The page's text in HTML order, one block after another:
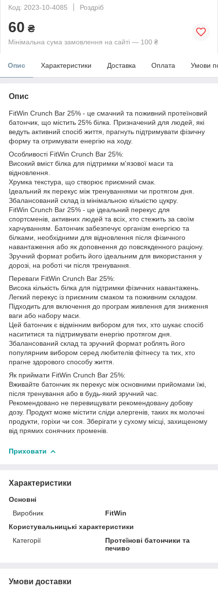
Код: 2023-10-4085
Роздріб
60 ₴
Мінімальна сума замовлення на сайті — 100 ₴
Опис Характеристики Доставка Оплата Умови
Опис
FitWin Crunch Bar 25% - це смачний та поживний протеїновий
батончик, що містить 25% білка. Призначений для людей, які
ведуть активний спосіб життя, прагнуть підтримувати фізичну
форму та отримувати енергію на ходу.
Особливості FitWin Crunch Bar 25%:
Високий вміст білка для підтримки м'язової маси та
відновлення.
Хрумка текстура, що створює приємний смак.
Ідеальний як перекус між тренуваннями чи протягом дня.
Збалансований склад із мінімальною кількістю цукру.
FitWin Crunch Bar 25% - це ідеальний перекус для
спортсменів, активних людей та всіх, хто стежить за своїм
харчуванням. Батончик забезпечує організм енергією та
білками, необхідними для відновлення після фізичного
навантаження або як доповнення до повсякденного раціону.
Зручний формат робить його ідеальним для використання у
дорозі, на роботі чи після тренування.
Переваги FitWin Crunch Bar 25%:
Висока кількість білка для підтримки фізичних навантажень.
Легкий перекус із приємним смаком та поживним складом.
Підходить для включення до програм живлення для зниження
ваги або набору маси.
Цей батончик є відмінним вибором для тих, хто шукає спосіб
насититися та підтримувати енергію протягом дня.
Збалансований склад та зручний формат роблять його
популярним вибором серед любителів фітнесу та тих, хто
прагне здорового способу життя.
Як приймати FitWin Crunch Bar 25%:
Вживайте батончик як перекус між основними прийомами їжі,
після тренування або в будь-який зручний час.
Рекомендовано не перевищувати рекомендовану добову
дозу. Продукт може містити сліди алергенів, таких як молочні
продукти, горіхи чи соя. Зберігати у сухому місці, захищеному
від прямих сонячних променів.
Приховати
Характеристики
Основні
Виробник
FitWin
Користувальницькі характеристики
Категорії
Протеїнові батончики та
печиво
Умови доставки